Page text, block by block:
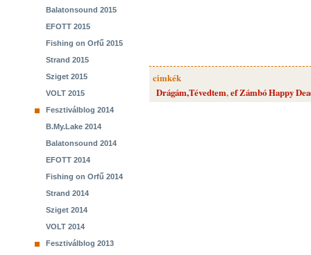
Balatonsound 2015
EFOTT 2015
Fishing on Orfű 2015
Strand 2015
Sziget 2015
VOLT 2015
Fesztiválblog 2014
B.My.Lake 2014
Balatonsound 2014
EFOTT 2014
Fishing on Orfű 2014
Strand 2014
Sziget 2014
VOLT 2014
Fesztiválblog 2013
cimkék
Drágám,Tévedtem,ef Zámbó Happy